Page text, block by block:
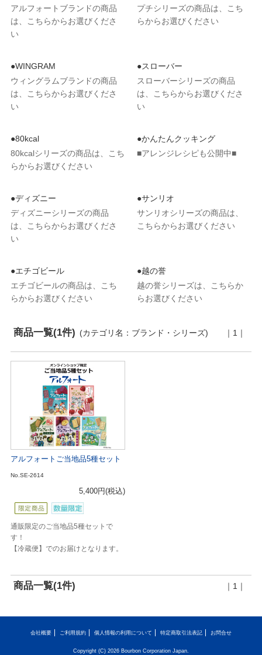
アルフォートブランドの商品
は、こちらからお選びくださ
い
プチシリーズの商品は、こち
らからお選びください
●WINGRAM
ウィングラムブランドの商品
は、こちらからお選びくださ
い
●スローバー
スローバーシリーズの商品
は、こちらからお選びくださ
い
●80kcal
80kcalシリーズの商品は、こち
らからお選びください
●かんたんクッキング
■アレンジレシピも公開中■
●ディズニー
ディズニーシリーズの商品
は、こちらからお選びくださ
い
●サンリオ
サンリオシリーズの商品は、
こちらからお選びください
●エチゴビール
エチゴビールの商品は、こち
らからお選びください
●越の誉
越の誉シリーズは、こちらか
らお選びください
商品一覧(1件) ｜1｜
(カテゴリ名：ブランド・シリーズ)
アルフォートご当地品5種セット
No.SE-2614
5,400円(税込)
通販限定のご当地品5種セットで
す！
【冷蔵便】でのお届けとなります。
商品一覧(1件) ｜1｜
会社概要 ご利用規約 個人情報の利用について 特定商取引法表記 お問合せ
Copyright (C) 2026 Bourbon Corporation Japan.